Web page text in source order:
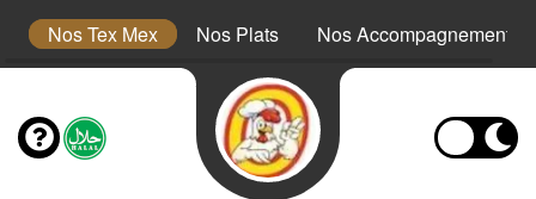
Nos Tex Mex Nos Plats Nos Accompagnements